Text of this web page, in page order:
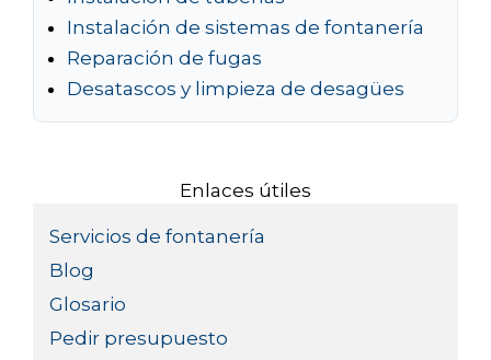
Instalación de sistemas de fontanería
Reparación de fugas
Desatascos y limpieza de desagües
Enlaces útiles
Servicios de fontanería
Blog
Glosario
Pedir presupuesto